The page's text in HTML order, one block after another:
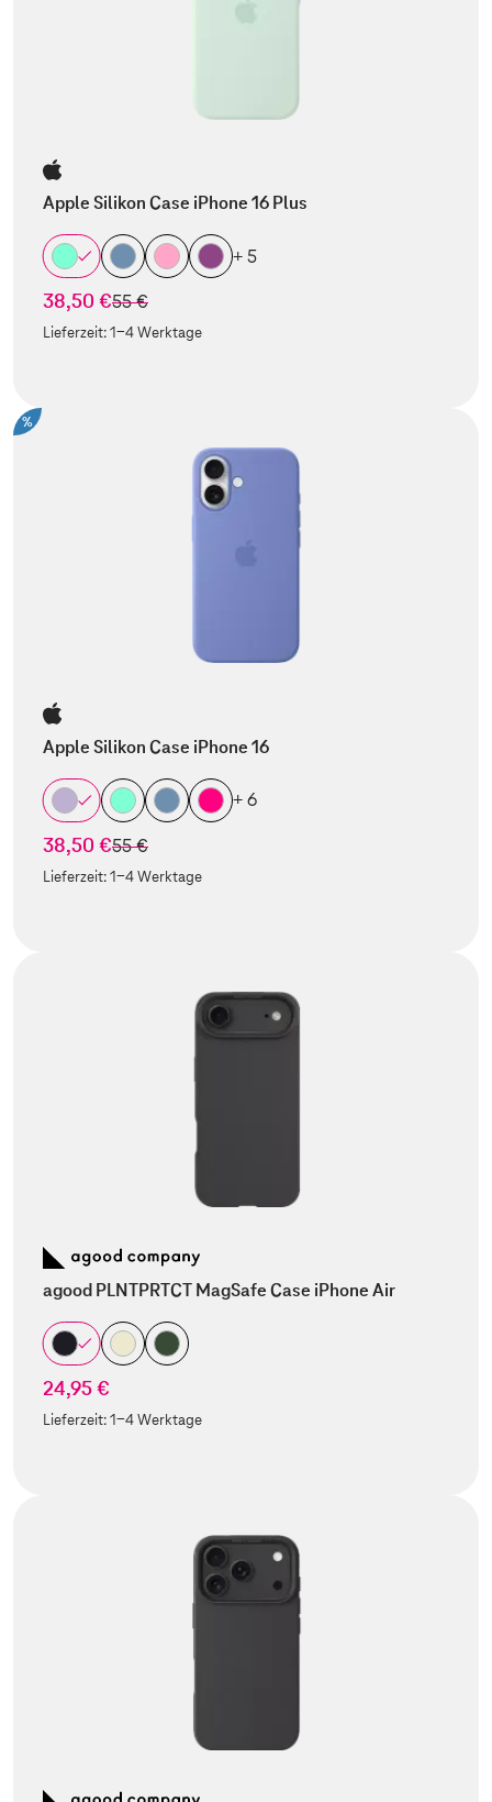
Apple Silikon Case iPhone 16 Plus
+ 5
38,50 €statt
55 €
Lieferzeit:1-4 Werktage
%
Apple Silikon Case iPhone 16
+ 6
38,50 €statt
55 €
Lieferzeit:1-4 Werktage
agood PLNTPRTCT MagSafe Case iPhone Air
24,95 €
Lieferzeit:1-4 Werktage